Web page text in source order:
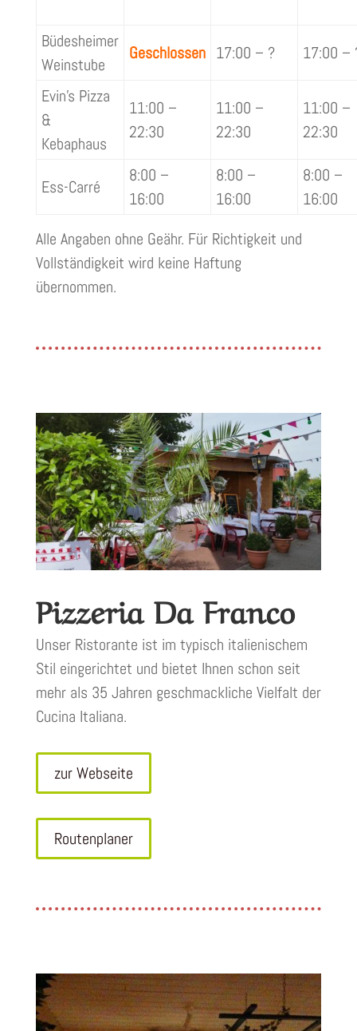
Büdesheimer
Weinstube
Geschlossen 17:00 – ? 17:00 –
Evin’s Pizza
&
Kebaphaus
11:00 –
22:30
11:00 –
22:30
11:00 –
22:30
Ess-Carré
8:00 –
16:00
8:00 –
16:00
8:00 –
16:00
Alle Angaben ohne Geähr. Für Richtigkeit und
Vollständigkeit wird keine Haftung
übernommen.
Pizzeria Da Franco
Unser Ristorante ist im typisch italienischem
Stil eingerichtet und bietet Ihnen schon seit
mehr als 35 Jahren geschmackliche Vielfalt der
Cucina Italiana.
zur Webseite
Routenplaner